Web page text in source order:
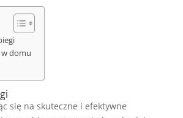
w domu
się na skuteczne i efektywne